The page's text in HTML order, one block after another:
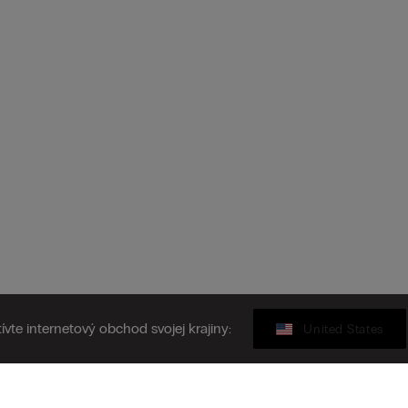
internetový obchod svojej krajiny: United States